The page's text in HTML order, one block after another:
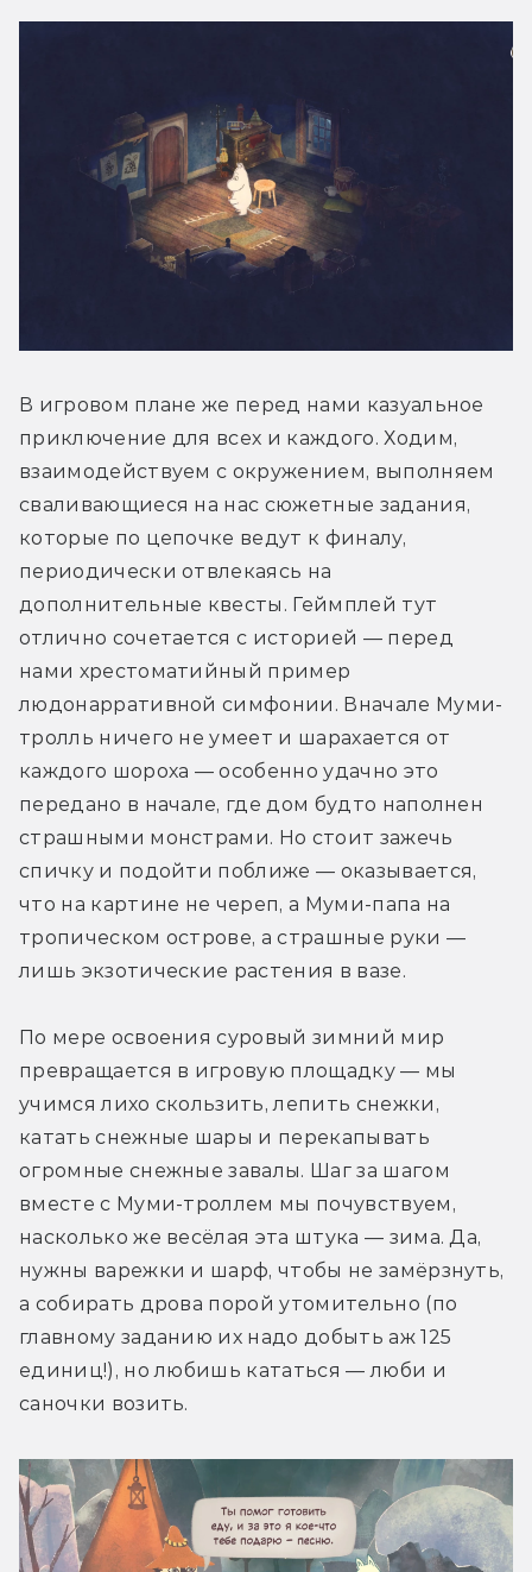
В игровом плане же перед нами казуальное
приключение для всех и каждого. Ходим,
взаимодействуем с окружением, выполняем
сваливающиеся на нас сюжетные задания,
которые по цепочке ведут к финалу,
периодически отвлекаясь на
дополнительные квесты. Геймплей тут
отлично сочетается с историей — перед
нами хрестоматийный пример
людонарративной симфонии. Вначале Муми-
тролль ничего не умеет и шарахается от
каждого шороха — особенно удачно это
передано в начале, где дом будто наполнен
страшными монстрами. Но стоит зажечь
спичку и подойти поближе — оказывается,
что на картине не череп, а Муми-папа на
тропическом острове, а страшные руки —
лишь экзотические растения в вазе.
По мере освоения суровый зимний мир
превращается в игровую площадку — мы
учимся лихо скользить, лепить снежки,
катать снежные шары и перекапывать
огромные снежные завалы. Шаг за шагом
вместе с Муми-троллем мы почувствуем,
насколько же весёлая эта штука — зима. Да,
нужны варежки и шарф, чтобы не замёрзнуть,
а собирать дрова порой утомительно (по
главному заданию их надо добыть аж 125
единиц!), но любишь кататься — люби и
саночки возить.